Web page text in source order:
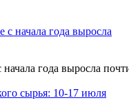
года выросла